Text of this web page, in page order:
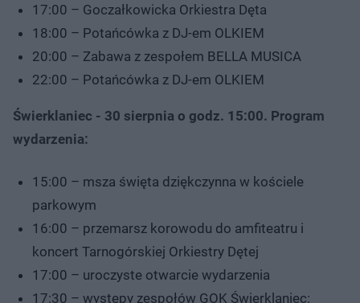
17:00 – Goczałkowicka Orkiestra Dęta
18:00 – Potańcówka z DJ-em OLKIEM
20:00 – Zabawa z zespołem BELLA MUSICA
22:00 – Potańcówka z DJ-em OLKIEM
Świerklaniec - 30 sierpnia o godz. 15:00. Program
wydarzenia:
15:00 – msza święta dziękczynna w kościele
parkowym
16:00 – przemarsz korowodu do amfiteatru i
koncert Tarnogórskiej Orkiestry Dętej
17:00 – uroczyste otwarcie wydarzenia
17:30 – występy zespołów GOK Świerklaniec: